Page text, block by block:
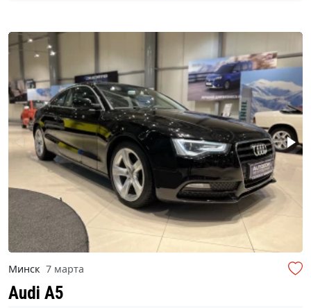
Минск 7 марта
Audi A5